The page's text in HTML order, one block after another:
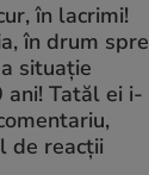
în lacrimi!
în drum spre
situație
Tatăl ei i-
de reacții